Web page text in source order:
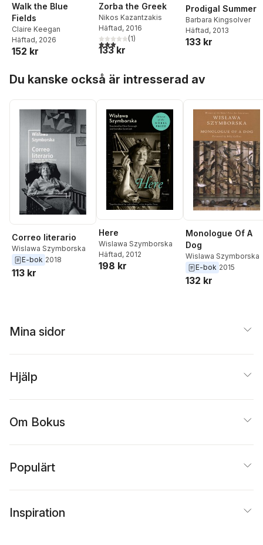
Walk the Blue
Fields
Claire Keegan
Häftad, 2026
152 kr
Zorba the Greek
Nikos Kazantzakis
Häftad, 2016
3,0utav 5 stjärnor. Totalt antal röster:
(1)
133 kr
Prodigal Summer
Barbara Kingsolver
Häftad, 2013
133 kr
Du kanske också är intresserad av
Correo literario
Wislawa Szymborska
E-bok 2018
113 kr
Here
Wislawa Szymborska
Häftad, 2012
198 kr
Monologue Of A
Dog
Wislawa Szymborska
E-bok 2015
132 kr
Mina sidor
Hjälp
Om Bokus
Populärt
Inspiration